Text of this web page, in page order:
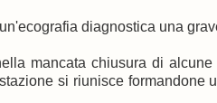
diagnostica una
mancata chiusura di alcune
si riunisce formandone